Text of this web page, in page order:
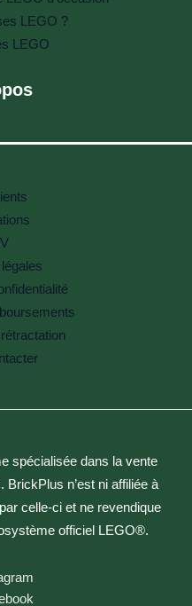
LEGO ?
LEGO
spécialisée dans la vente
n’est ni affiliée à
celle-ci et ne revendique
officiel LEGO®.